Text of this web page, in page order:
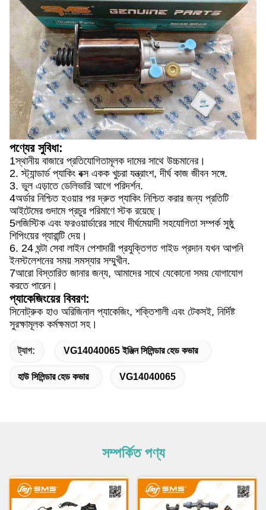
পণ্যের সুবিধা:
1স্থানীয় বাজারে প্রতিযোগিতামূলক দামের সাথে উচ্চমানের।
2. স্ট্যান্ডার্ড প্যাকিং বক্স একক খুচরা যন্ত্রাংশ, দীর্ঘ কাজ জীবন সঙ্গে.
3. ভুল এড়াতে ডেলিভারি আগে পরিদর্শন.
4অর্ডার নিশ্চিত হওয়ার পর দ্রুত প্যাকিং নিশ্চিত করার জন্য প্রতিটি
আইটেমের গুদামে প্রচুর পরিমাণে স্টক রয়েছে।
5লজিস্টিক এবং ফরওয়ার্ডারের সাথে দীর্ঘমেয়াদী সহযোগিতা সম্পর্ক সুষ্ঠু
শিপিংয়ের গ্যারান্টি দেয়।
6. 24 ঘন্টা সেবা লাইন পেশাদারী প্রযুক্তিগত গাইড প্রদান যখন আপনি
ইনস্টলেশনের সময় সমস্যার সম্মুখীন.
7আরো বিস্তারিত জানার জন্য, আমাদের সাথে যেকোনো সময় যোগাযোগ
করতে পারেন।
প্যাকেজিংয়ের বিবরণ:
সিনোট্রুক হাও অরিজিনাল প্যাকেজিং, শক্তিশালী এবং টেকসই, নির্দিষ্ট
সুরক্ষামূলক কর্মক্ষমতা সহ।
ট্যাগ: VG14040065 ইঞ্জিন সিলিন্ডার হেড কভার
হাউ সিলিন্ডার হেড কভার VG14040065
সম্পর্কিত পণ্য